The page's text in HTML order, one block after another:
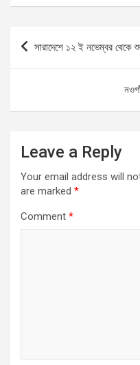
ce
o
ail at
A g
Post
সারাদেশে ১২ ই নভেম্বর থেকে
Leave a Reply
Your email address will
are marked *
Comment *